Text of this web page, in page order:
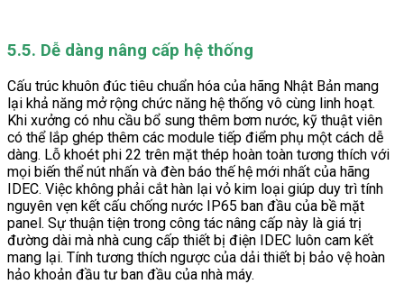
5.5. Dễ dàng nâng cấp hệ thống
Cấu trúc khuôn đúc tiêu chuẩn hóa của hãng Nhật Bản mang
lại khả năng mở rộng chức năng hệ thống vô cùng linh hoạt.
Khi xưởng có nhu cầu bổ sung thêm bơm nước, kỹ thuật viên
có thể lắp ghép thêm các module tiếp điểm phụ một cách dễ
dàng. Lỗ khoét phi 22 trên mặt thép hoàn toàn tương thích với
mọi biến thể nút nhấn và đèn báo thế hệ mới nhất của hãng
IDEC. Việc không phải cắt hàn lại vỏ kim loại giúp duy trì tính
nguyên vẹn kết cấu chống nước IP65 ban đầu của bề mặt
panel. Sự thuận tiện trong công tác nâng cấp này là giá trị
đường dài mà nhà cung cấp thiết bị điện IDEC luôn cam kết
mang lại. Tính tương thích ngược của dải thiết bị bảo vệ hoàn
hảo khoản đầu tư ban đầu của nhà máy.